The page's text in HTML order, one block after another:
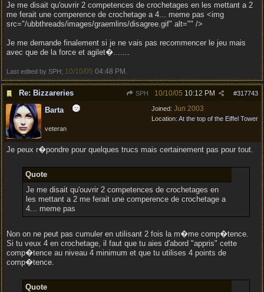
Je me disait qu'ouvrir 2 competences de crochetages en les mettant a 2
me ferait une comperence de crochetage a 4... meme pas <img
src="/ubbthreads/images/graemlins/disagree.gif" alt="" />
Je me demande finalement si je ne vais pas recommencer le jeu mais
avec que de la force et agilet�.......
Last edited by SPH; 10/10/05 04:48 PM
Re: Bizzareries SPH #317743
10/10/05 10:12 PM
Joined: Jun 2003
Location: At the top of the Eiffel Tower
Barta
veteran
Je peux r�pondre pour quelques trucs mais certainement pas pour tout.
Quote
Je me disait qu'ouvrir 2 competences de crochetages en
les mettant a 2 me ferait une comperence de crochetage a
4... meme pas
Non on ne peut pas cumuler en utilisant 2 fois la m�me comp�tence.
Si tu veux 4 en crochetage, il faut que tu aies d'abord "appris" cette
comp�tence au niveau 4 minimum et que tu utilises 4 points de
comp�tence.
Quote